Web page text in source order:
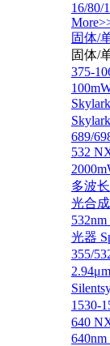
16/80/
固体/
固体/
375-
689/
532
多波
光合
光器
355/
1530-
640